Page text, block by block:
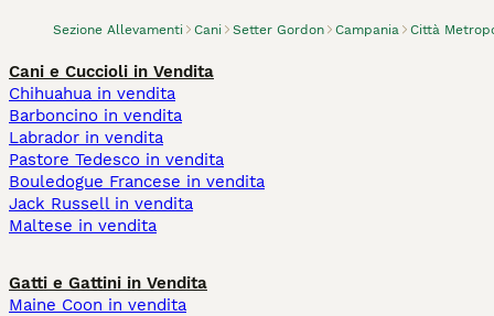
Sezione Allevamenti Cani Setter Gordon Campania Città
Cani e Cuccioli in Vendita
Chihuahua in vendita
Barboncino in vendita
Labrador in vendita
Pastore Tedesco in vendita
Bouledogue Francese in vendita
Jack Russell in vendita
Maltese in vendita
Gatti e Gattini in Vendita
Maine Coon in vendita